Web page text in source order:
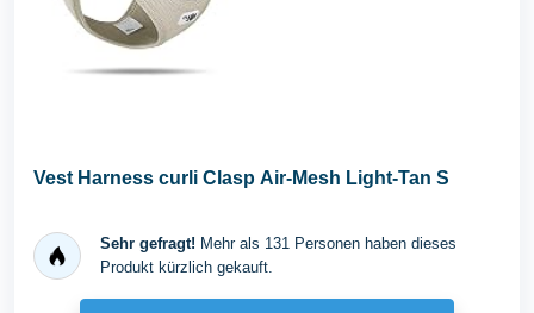
Vest Harness curli Clasp Air-Mesh Light-Tan S
Sehr gefragt! Mehr als 131 Personen haben dieses
Produkt kürzlich gekauft.